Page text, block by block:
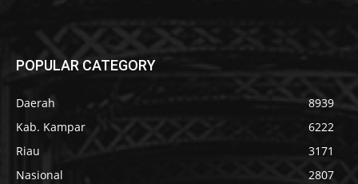
POPULAR CATEGORY
Daerah
8939
Kab. Kampar
6222
Riau
3171
Nasional
2807